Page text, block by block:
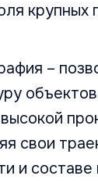
–
свои
и